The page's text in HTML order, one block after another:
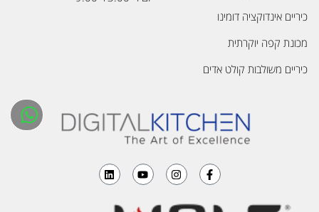
כיריים אינדוקציה דומינו
מכונת קפה יוקרתית
כיריים משולבות קולט אדים